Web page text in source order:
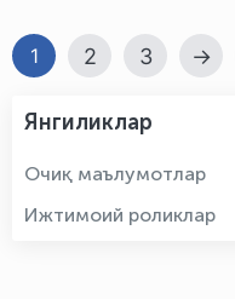
1 2 3 →
Янгиликлар
Очиқ маълумотлар
Ижтимоий роликлар